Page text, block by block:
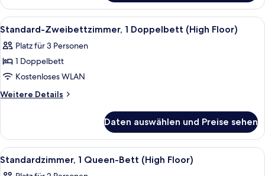
Zweibettzimmer,
Mehrere
Betten
Alle
Fotos
für
Standard-
Zweibettzimmer,
1
Floor)
anzeigen
Standard-Zweibettzimmer, 1
1
Standard-Zweibettzimmer, 1 Doppelbett (High Floor)
Platz für 3 Personen
1 Doppelbett
Kostenloses WLAN
Weitere Details
Weitere
Zweibettzimmer,
Doppelbett
Daten auswählen und Preise sehen
Alle
Fotos
Ein Hotelzimmer mit einem großen
1
Standardzimmer, 1 Queen-Bett (High Floor)